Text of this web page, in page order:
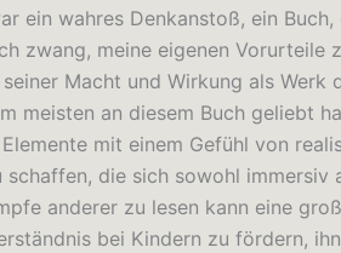
ein wahres Denkanstoß, ein
zwang, meine eigenen Vorurteile
Macht und Wirkung als Werk
meisten an diesem Buch geliebt
mit einem Gefühl von
die sich sowohl immersiv
anderer zu lesen kann eine
bei Kindern zu fördern,